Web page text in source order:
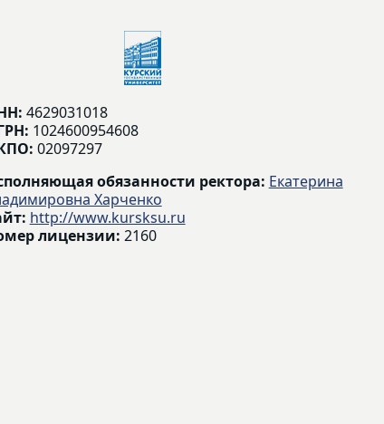
4629031018
1024600954608
02097297
обязанности ректора: Екатерина
Харченко
http://www.kursksu.ru
лицензии: 2160